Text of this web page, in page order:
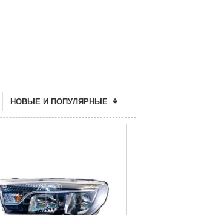
НОВЫЕ И ПОПУЛЯРНЫЕ